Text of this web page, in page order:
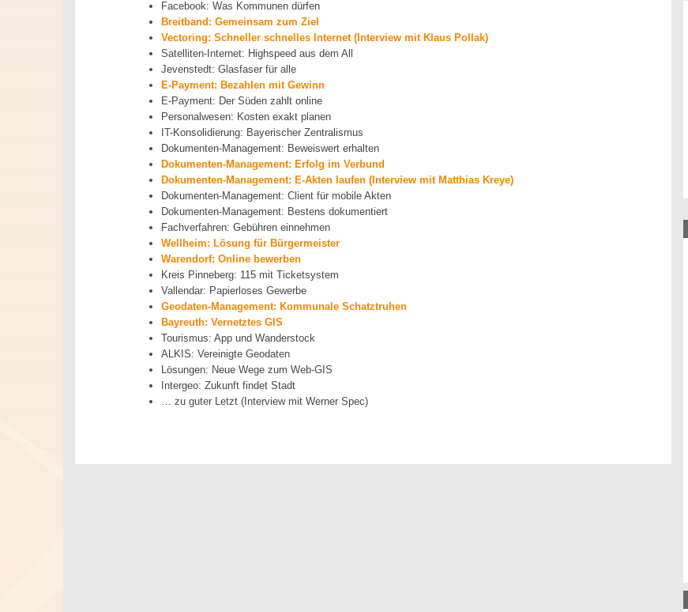
Facebook: Was Kommunen dürfen
Breitband: Gemeinsam zum Ziel
Vectoring: Schneller schnelles Internet (Interview mit Klaus Pollak)
Satelliten-Internet: Highspeed aus dem All
Jevenstedt: Glasfaser für alle
E-Payment: Bezahlen mit Gewinn
E-Payment: Der Süden zahlt online
Personalwesen: Kosten exakt planen
IT-Konsolidierung: Bayerischer Zentralismus
Dokumenten-Management: Beweiswert erhalten
Dokumenten-Management: Erfolg im Verbund
Dokumenten-Management: E-Akten laufen (Interview mit Matthias Kreye)
Dokumenten-Management: Client für mobile Akten
Dokumenten-Management: Bestens dokumentiert
Fachverfahren: Gebühren einnehmen
Wellheim: Lösung für Bürgermeister
Warendorf: Online bewerben
Kreis Pinneberg: 115 mit Ticketsystem
Vallendar: Papierloses Gewerbe
Geodaten-Management: Kommunale Schatztruhen
Bayreuth: Vernetztes GIS
Tourismus: App und Wanderstock
ALKIS: Vereinigte Geodaten
Lösungen: Neue Wege zum Web-GIS
Intergeo: Zukunft findet Stadt
… zu guter Letzt (Interview mit Werner Spec)